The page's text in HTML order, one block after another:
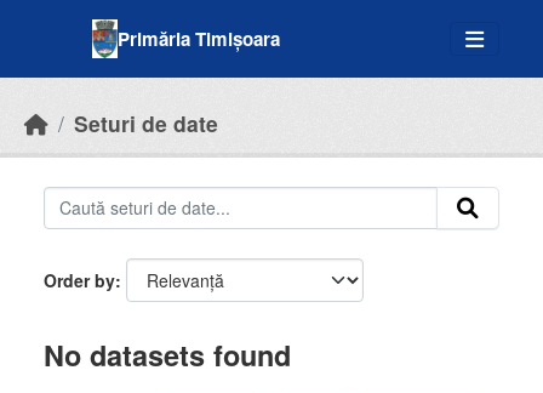
Primăria Timișoara
Seturi de date
Order by
No datasets found